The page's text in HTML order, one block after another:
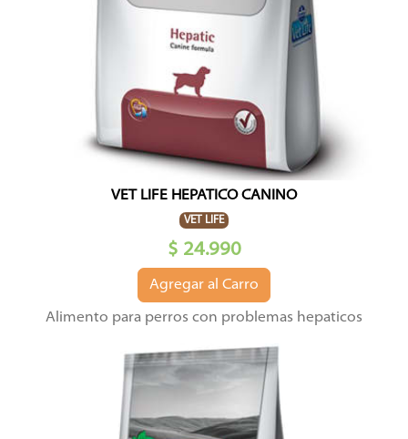
VET LIFE HEPATICO CANINO
VET LIFE
$ 24.990
Agregar al Carro
Alimento para perros con problemas hepaticos